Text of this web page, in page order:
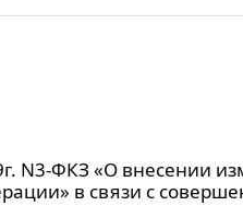
N3-ФКЗ «О внесении
в связи с